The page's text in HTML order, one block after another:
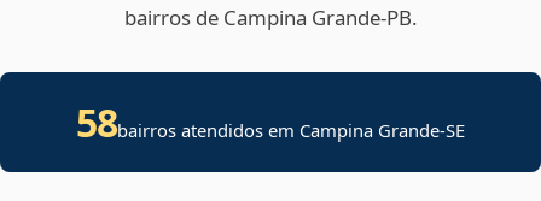
bairros de Campina Grande‑PB.
58bairros atendidos em Campina Grande-SE